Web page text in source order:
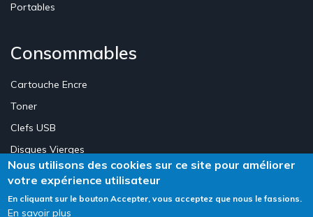
Portables
Consommables
Cartouche Encre
Toner
Clefs USB
Disques Vierges
Création Site E-commerce Luxembourg - Neweb Creations
Nous utilisons des cookies sur ce site pour améliorer
votre expérience utilisateur
En cliquant sur le bouton Accepter, vous acceptez que nous le fassions.
En savoir plus